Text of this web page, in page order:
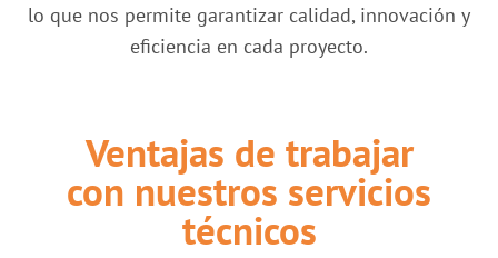
lo que nos permite garantizar calidad, innovación y
eficiencia en cada proyecto.
Ventajas de trabajar
con nuestros servicios
técnicos